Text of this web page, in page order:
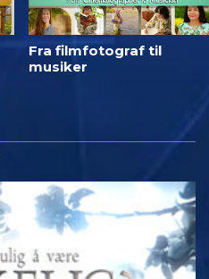
Fra filmfotograf til
musiker